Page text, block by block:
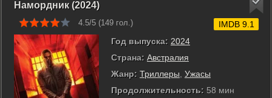
Намордник (2024)
4.5/5 (149 гол.)
Год выпуска: 2024
Страна: Австралия
Жанр: Триллеры, Ужасы
Продолжительность: 58 мин
IMDB 9.1